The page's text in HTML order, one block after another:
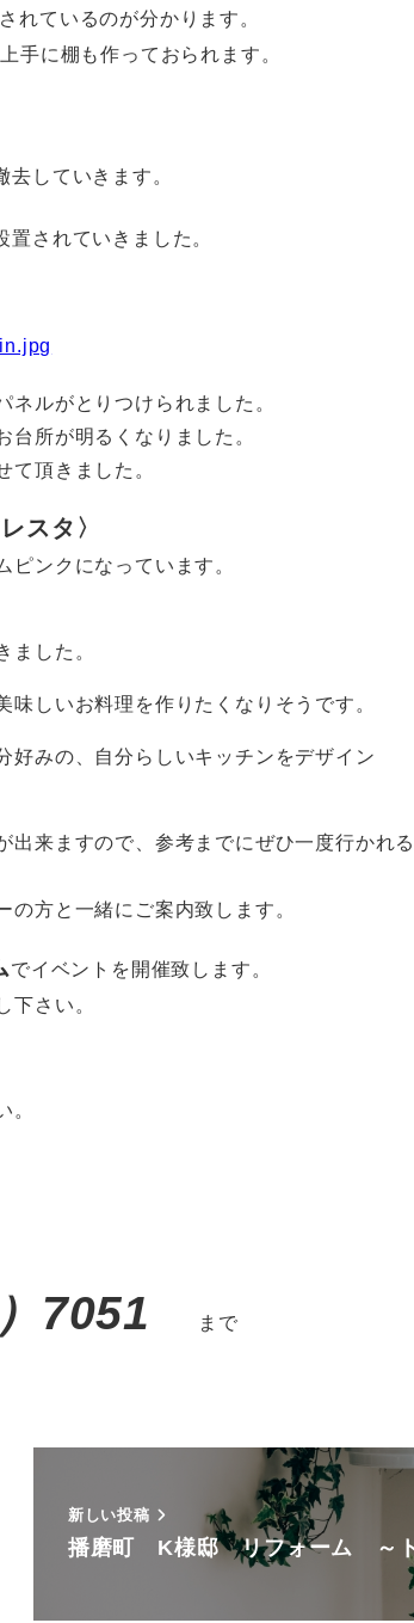
れているのが分かります。
手に棚も作っておられます。
していきます。
されていきました。
ルがとりつけられました。
所が明るくなりました。
て頂きました。
スタ〉
ンクになっています。
ました。
しいお料理を作りたくなりそうです。
好みの、自分らしいキッチンをデザイン
来ますので、参考までにぜひ一度行かれ
方と一緒にご案内致します。
でイベントを開催致します。
下さい。
。
7051 まで
新しい投稿
播磨町 K様邸 リフォーム ～ト